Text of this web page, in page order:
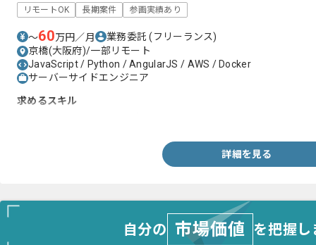
リモートOK 長期案件 参画実績あり
〜60万円／月 業務委託(フリーランス)
京橋(大阪府)/一部リモート
JavaScript / Python / AngularJS / AWS / Docker
サーバーサイドエンジニア
求めるスキル
詳細を見る
自分の 市場価値 を把握